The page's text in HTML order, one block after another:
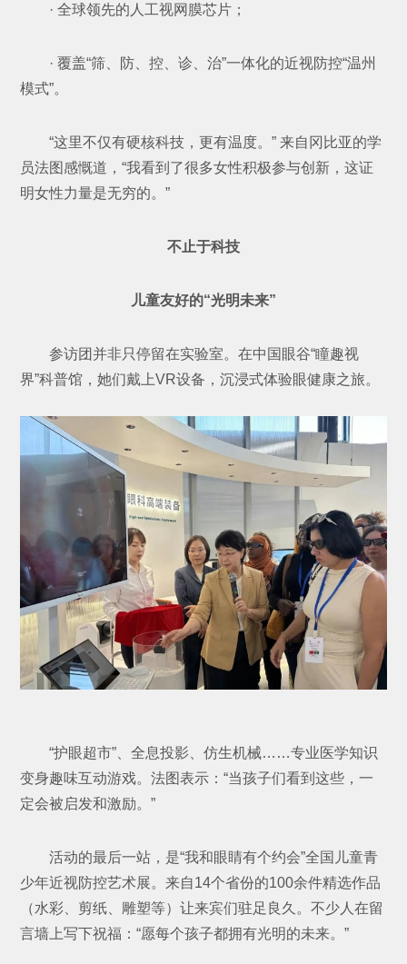
· 全球领先的人工视网膜芯片；
· 覆盖“筛、防、控、诊、治”一体化的近视防控“温州
模式”。
“这里不仅有硬核科技，更有温度。” 来自冈比亚的学
员法图感慨道，“我看到了很多女性积极参与创新，这证
明女性力量是无穷的。”
不止于科技
儿童友好的“光明未来”
参访团并非只停留在实验室。在中国眼谷“瞳趣视
界”科普馆，她们戴上VR设备，沉浸式体验眼健康之旅。
“护眼超市”、全息投影、仿生机械……专业医学知识
变身趣味互动游戏。法图表示：“当孩子们看到这些，一
定会被启发和激励。”
活动的最后一站，是“我和眼睛有个约会”全国儿童青
少年近视防控艺术展。来自14个省份的100余件精选作品
（水彩、剪纸、雕塑等）让来宾们驻足良久。不少人在留
言墙上写下祝福：“愿每个孩子都拥有光明的未来。”